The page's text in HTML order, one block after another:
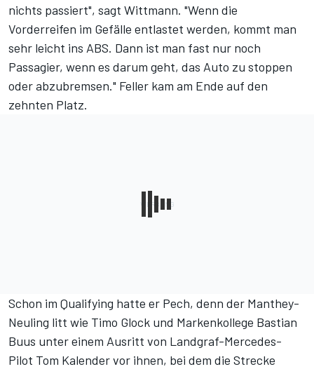
nichts passiert", sagt Wittmann. "Wenn die
Vorderreifen im Gefälle entlastet werden, kommt man
sehr leicht ins ABS. Dann ist man fast nur noch
Passagier, wenn es darum geht, das Auto zu stoppen
oder abzubremsen." Feller kam am Ende auf den
zehnten Platz.
Schon im Qualifying hatte er Pech, denn der Manthey-
Neuling litt wie Timo Glock und Markenkollege Bastian
Buus unter einem Ausritt von Landgraf-Mercedes-
Pilot Tom Kalender vor ihnen, bei dem die Strecke